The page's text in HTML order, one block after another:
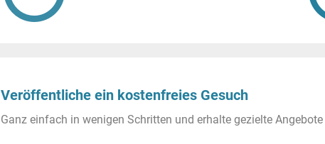
Veröffentliche ein kostenfreies Gesuch
Ganz einfach in wenigen Schritten und erhalte gezielte